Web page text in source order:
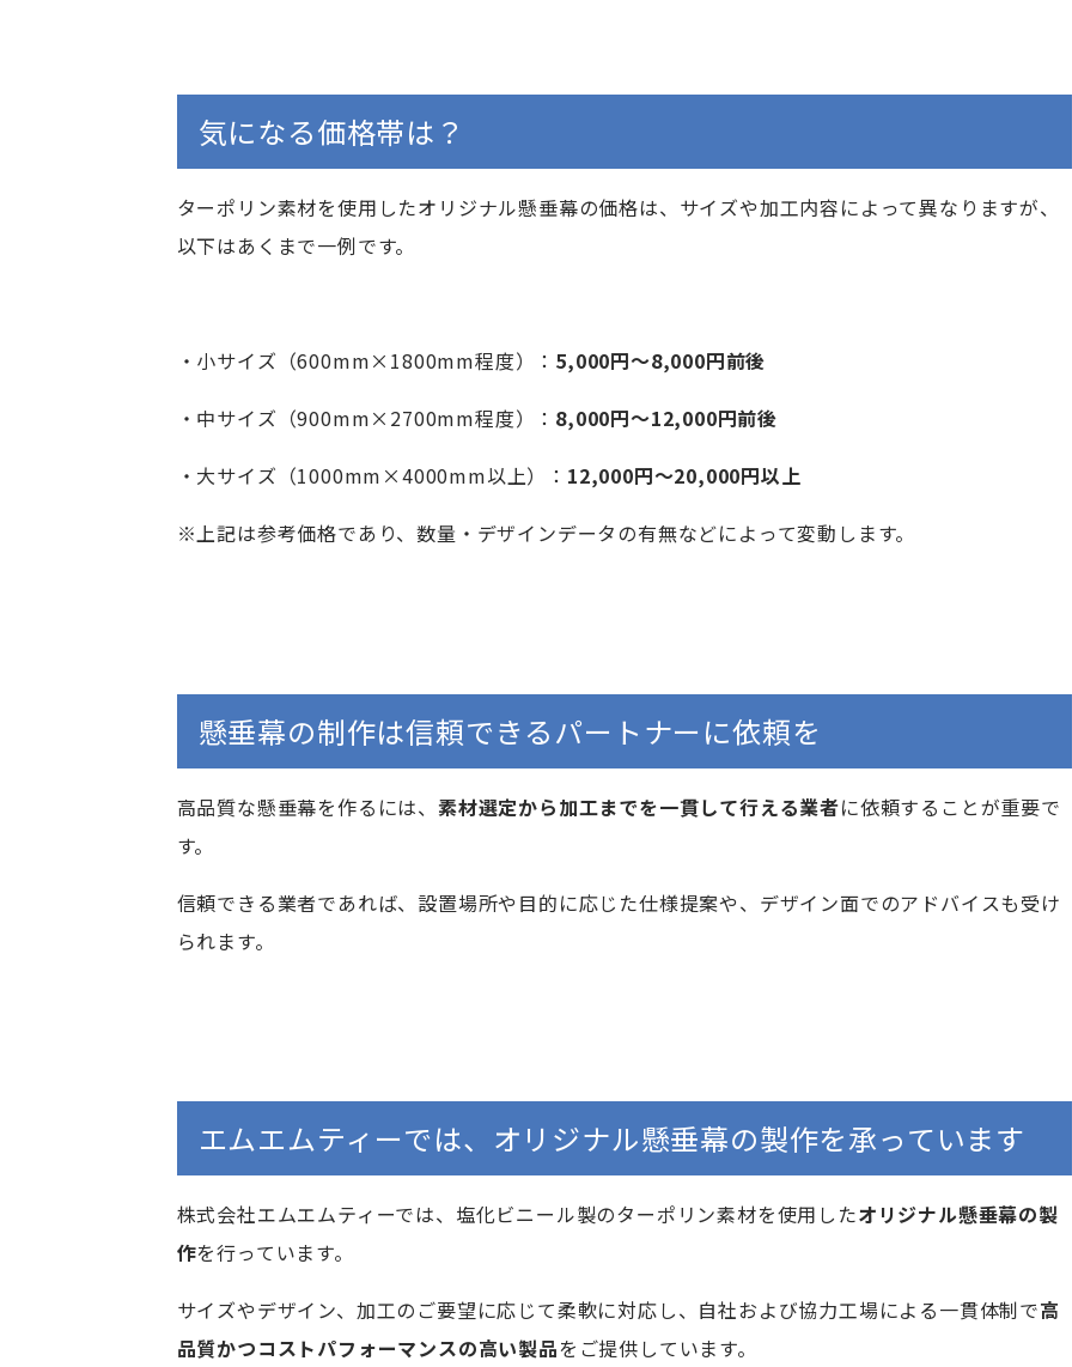
気になる価格帯は？
ターポリン素材を使用したオリジナル懸垂幕の価格は、サイズや加工内容によって異なりますが、
以下はあくまで一例です。
・小サイズ（600mm×1800mm程度）： 5,000円〜8,000円前後
・中サイズ（900mm×2700mm程度）： 8,000円〜12,000円前後
・大サイズ（1000mm×4000mm以上）： 12,000円〜20,000円以上
※上記は参考価格であり、数量・デザインデータの有無などによって変動します。
懸垂幕の制作は信頼できるパートナーに依頼を
高品質な懸垂幕を作るには、 素材選定から加工までを一貫して行える業者に依頼することが重要で
す。
信頼できる業者であれば、設置場所や目的に応じた仕様提案や、デザイン面でのアドバイスも受け
られます。
エムエムティーでは、オリジナル懸垂幕の製作を承っています
株式会社エムエムティーでは、塩化ビニール製のターポリン素材を使用したオリジナル懸垂幕の製
作を行っています。
サイズやデザイン、加工のご要望に応じて柔軟に対応し、自社および協力工場による一貫体制で高
品質かつコストパフォーマンスの高い製品をご提供しています。